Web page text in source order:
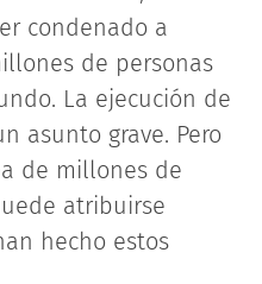
condenado a
de personas
La ejecución de
asunto grave. Pero
de millones de
atribuirse
hecho estos